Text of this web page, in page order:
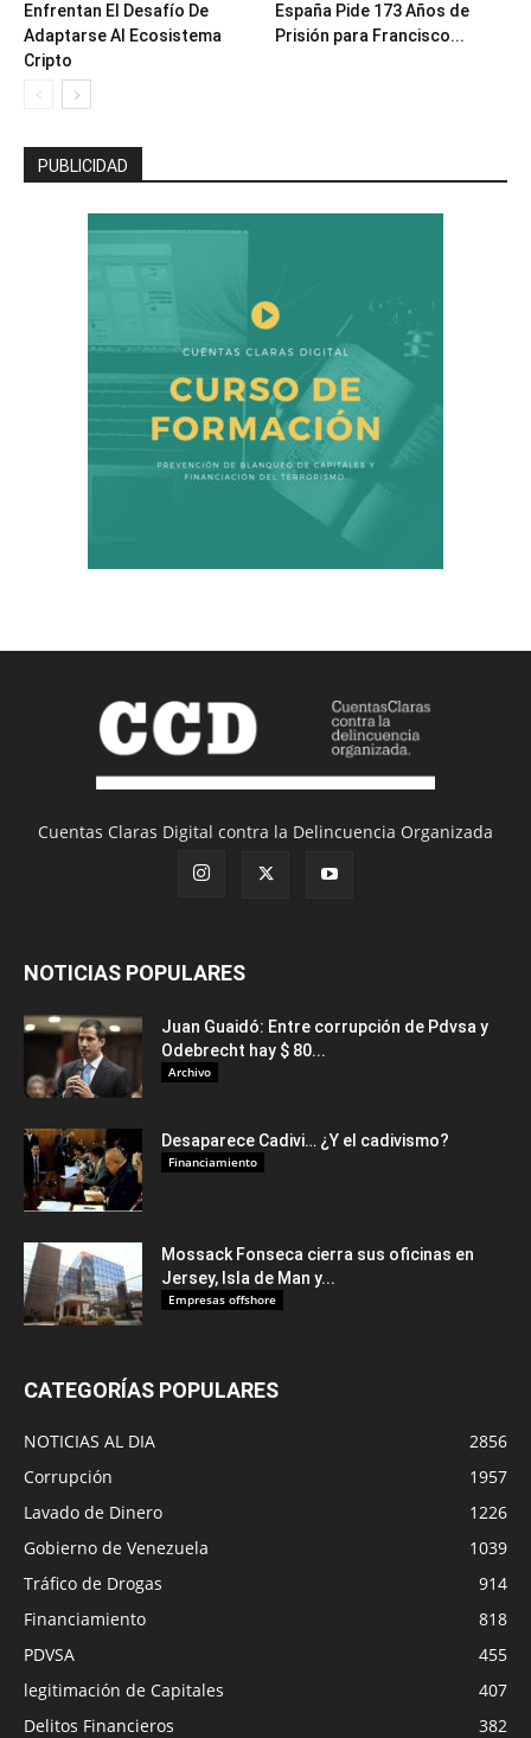
Enfrentan El Desafío De
Adaptarse Al Ecosistema
Cripto
España Pide 173 Años de
Prisión para Francisco...
PUBLICIDAD
Cuentas Claras Digital contra la Delincuencia Organizada
NOTICIAS POPULARES
Juan Guaidó: Entre corrupción de Pdvsa y
Odebrecht hay $ 80...
Archivo
Desaparece Cadivi… ¿Y el cadivismo?
Financiamiento
Mossack Fonseca cierra sus oficinas en
Jersey, Isla de Man y...
Empresas offshore
CATEGORÍAS POPULARES
NOTICIAS AL DIA
2856
Corrupción
1957
Lavado de Dinero
1226
Gobierno de Venezuela
1039
Tráfico de Drogas
914
Financiamiento
818
PDVSA
455
legitimación de Capitales
407
Delitos Financieros
382